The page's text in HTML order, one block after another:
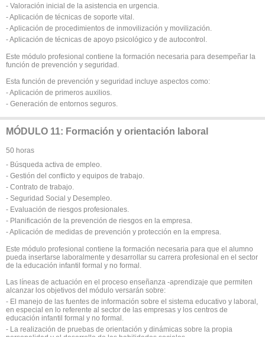
- Valoración inicial de la asistencia en urgencia.
- Aplicación de técnicas de soporte vital.
- Aplicación de procedimientos de inmovilización y movilización.
- Aplicación de técnicas de apoyo psicológico y de autocontrol.
Este módulo profesional contiene la formación necesaria para desempeñar la
función de prevención y seguridad.
Esta función de prevención y seguridad incluye aspectos como:
- Aplicación de primeros auxilios.
- Generación de entornos seguros.
MÓDULO 11: Formación y orientación laboral
50 horas
- Búsqueda activa de empleo.
- Gestión del conflicto y equipos de trabajo.
- Contrato de trabajo.
- Seguridad Social y Desempleo.
- Evaluación de riesgos profesionales.
- Planificación de la prevención de riesgos en la empresa.
- Aplicación de medidas de prevención y protección en la empresa.
Este módulo profesional contiene la formación necesaria para que el alumno
pueda insertarse laboralmente y desarrollar su carrera profesional en el sector
de la educación infantil formal y no formal.
Las líneas de actuación en el proceso enseñanza -aprendizaje que permiten
alcanzar los objetivos del módulo versarán sobre:
- El manejo de las fuentes de información sobre el sistema educativo y laboral,
en especial en lo referente al sector de las empresas y los centros de
educación infantil formal y no formal.
- La realización de pruebas de orientación y dinámicas sobre la propia